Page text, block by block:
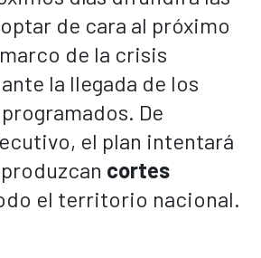
de cara al próximo
de la crisis
la llegada de los
De
el plan intentará
cortes
el territorio nacional.